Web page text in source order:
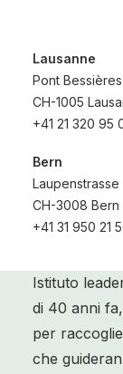
Lausanne
Pont
CH-1005
+41 21 320 95
Bern
Laupenstrasse
CH-3008 Bern
+41 31 950 21
Istituto
di 40 anni
per
che